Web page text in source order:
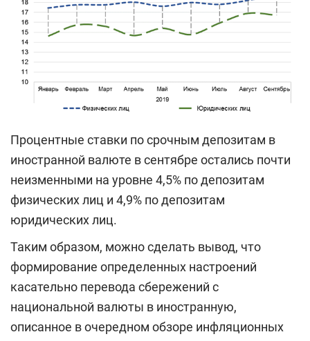
Процентные ставки по срочным депозитам в
иностранной валюте в сентябре остались почти
неизменными на уровне 4,5% по депозитам
физических лиц и 4,9% по депозитам
юридических лиц.
Таким образом, можно сделать вывод, что
формирование определенных настроений
касательно перевода сбережений с
национальной валюты в иностранную,
описанное в очередном обзоре инфляционных